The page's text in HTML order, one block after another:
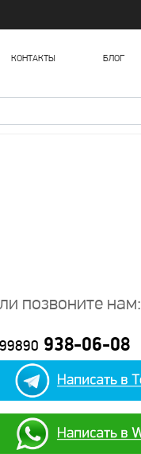
КОНТАКТЫ БЛОГ
позвоните нам:
938-06-08